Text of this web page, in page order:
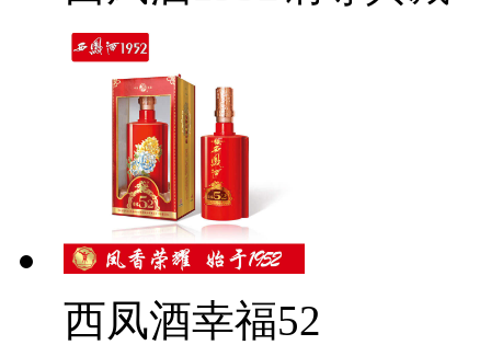
西凤酒幸福52